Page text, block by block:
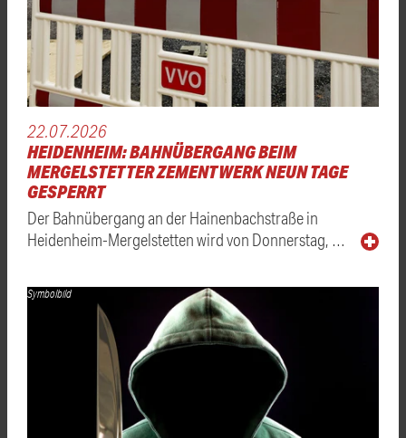
22.07.2026
HEIDENHEIM: BAHNÜBERGANG BEIM
MERGELSTETTER ZEMENTWERK NEUN TAGE
GESPERRT
Der Bahnübergang an der Hainenbachstraße in
Heidenheim-Mergelstetten wird von Donnerstag, …
Symbolbild